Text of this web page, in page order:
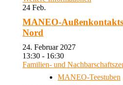
24 Feb.
MANEO-
Nord
24. Februar 2027
13:30 - 16:30
Familien- und
MANEO-Teestuben